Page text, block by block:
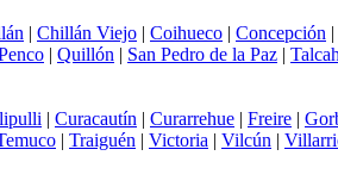
| Chillán Viejo | Coihueco | Concepción |
| Quillón | San Pedro de la Paz |
| Curacautín | Curarrehue | Freire |
| Traiguén | Victoria | Vilcún |